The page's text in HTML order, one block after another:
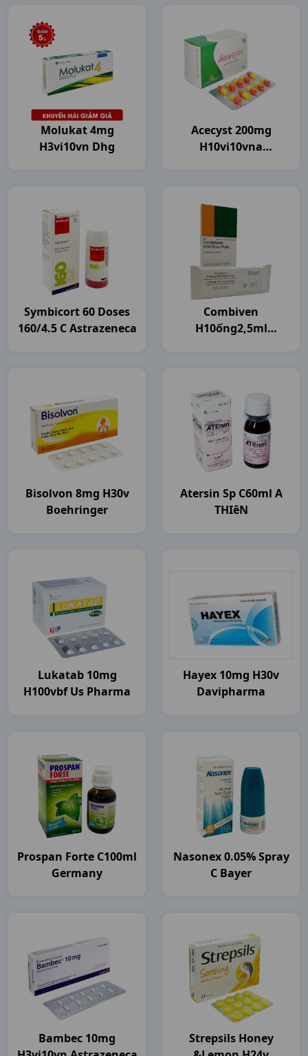
Molukat 4mg
H3vi10vn Dhg
Acecyst 200mg
H10vi10vna
Symbicort 60 Doses
160/4.5 C Astrazeneca
Combiven
H10ống2,5ml
Bisolvon 8mg H30v
Boehringer
Atersin Sp C60ml A
THIêN
Lukatab 10mg
H100vbf Us Pharma
Hayex 10mg H30v
Davipharma
Prospan Forte C100ml
Germany
Nasonex 0.05% Spray
C Bayer
Bambec 10mg
Strepsils Honey